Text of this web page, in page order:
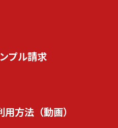
プル請求
方法（動画）